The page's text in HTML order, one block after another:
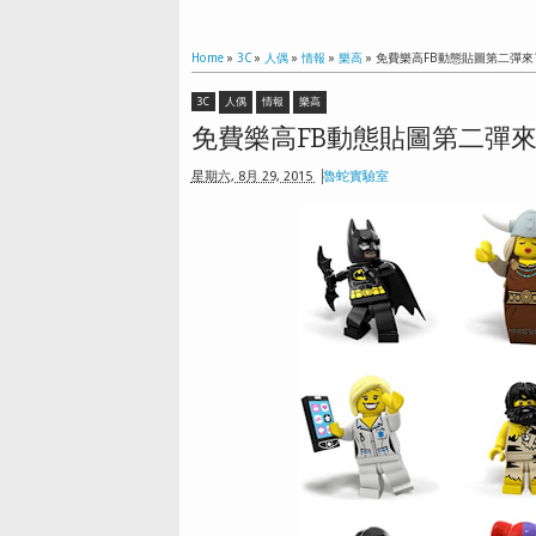
Home » 3C » 人偶 » 情報 » 樂高 » 免費樂高FB動態貼圖第二彈來
3C 人偶 情報 樂高
免費樂高FB動態貼圖第二彈
星期六, 8月 29, 2015 魯蛇實驗室